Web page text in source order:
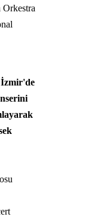
Orkestra
İzmir'de